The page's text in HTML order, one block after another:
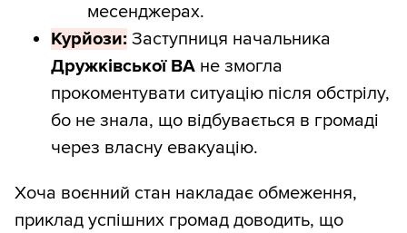
месенджерах.
Курйози: Заступниця начальника
Дружківської ВА не змогла
прокоментувати ситуацію після обстрілу,
бо не знала, що відбувається в громаді
через власну евакуацію.
Хоча воєнний стан накладає обмеження,
приклад успішних громад доводить, що